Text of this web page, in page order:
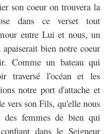
son coeur on trouvera la
dans ce verset tout
entre Lui et nous, un
bien notre coeur
Comme un bateau qui
traversé l'océan et les
notre port d'attache et
vers son Fils, qu'elle nous
femmes de bien qui
dans le Seigneur